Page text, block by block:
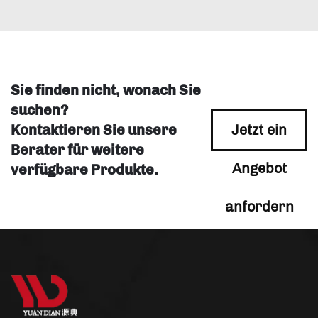
Sie finden nicht, wonach Sie
suchen?
Kontaktieren Sie unsere
Berater für weitere
verfügbare Produkte.
Jetzt ein
Angebot
anfordern